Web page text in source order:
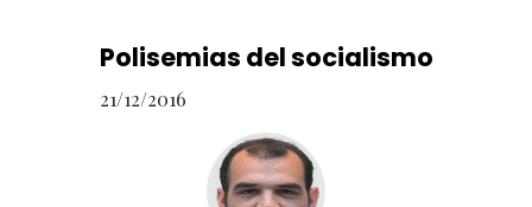
Polisemias del socialismo
21/12/2016